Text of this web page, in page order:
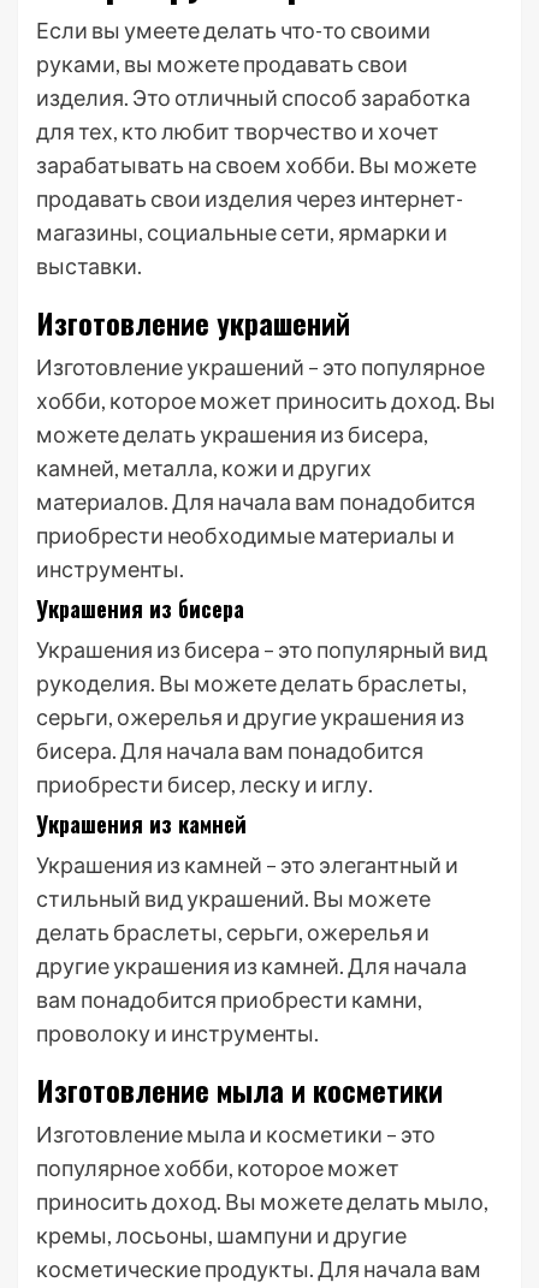
Если вы умеете делать что-то своими
руками, вы можете продавать свои
изделия. Это отличный способ заработка
для тех, кто любит творчество и хочет
зарабатывать на своем хобби. Вы можете
продавать свои изделия через интернет-
магазины, социальные сети, ярмарки и
выставки.
Изготовление украшений
Изготовление украшений – это популярное
хобби, которое может приносить доход. Вы
можете делать украшения из бисера,
камней, металла, кожи и других
материалов. Для начала вам понадобится
приобрести необходимые материалы и
инструменты.
Украшения из бисера
Украшения из бисера – это популярный вид
рукоделия. Вы можете делать браслеты,
серьги, ожерелья и другие украшения из
бисера. Для начала вам понадобится
приобрести бисер, леску и иглу.
Украшения из камней
Украшения из камней – это элегантный и
стильный вид украшений. Вы можете
делать браслеты, серьги, ожерелья и
другие украшения из камней. Для начала
вам понадобится приобрести камни,
проволоку и инструменты.
Изготовление мыла и косметики
Изготовление мыла и косметики – это
популярное хобби, которое может
приносить доход. Вы можете делать мыло,
кремы, лосьоны, шампуни и другие
косметические продукты. Для начала вам